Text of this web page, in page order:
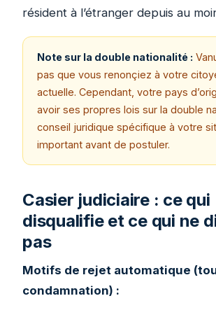
résident à l’étranger depuis au
Note sur la double nationalité :
pas que vous renonçiez à votre
actuelle. Cependant, votre pays
avoir ses propres lois sur la double
conseil juridique spécifique à votre
important avant de postuler.
Casier judiciaire : ce qui
disqualifie et ce qui ne
pas
Motifs de rejet automatique
condamnation) :